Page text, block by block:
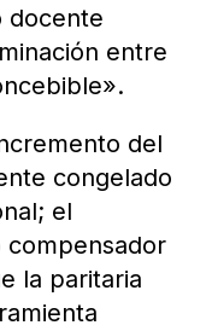
docente
entre
del
congelado
el
compensador
la paritaria